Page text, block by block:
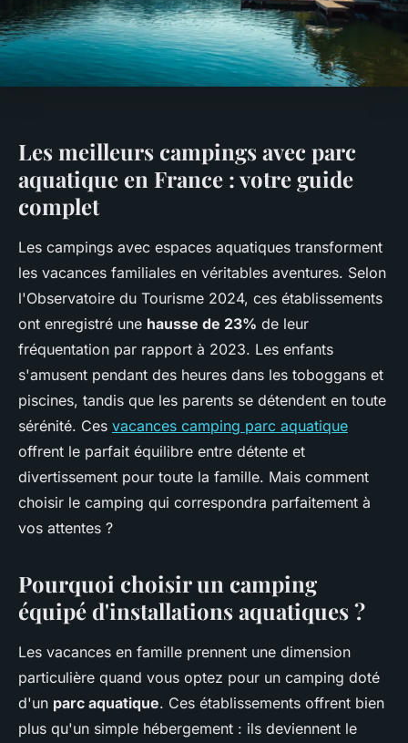
Les meilleurs campings avec parc
aquatique en France : votre guide
complet
Les campings avec espaces aquatiques transforment
les vacances familiales en véritables aventures. Selon
l'Observatoire du Tourisme 2024, ces établissements
ont enregistré une hausse de 23% de leur
fréquentation par rapport à 2023. Les enfants
s'amusent pendant des heures dans les toboggans et
piscines, tandis que les parents se détendent en toute
sérénité. Ces vacances camping parc aquatique
offrent le parfait équilibre entre détente et
divertissement pour toute la famille. Mais comment
choisir le camping qui correspondra parfaitement à
vos attentes ?
Pourquoi choisir un camping
équipé d'installations aquatiques ?
Les vacances en famille prennent une dimension
particulière quand vous optez pour un camping doté
d'un parc aquatique. Ces établissements offrent bien
plus qu'un simple hébergement : ils deviennent le